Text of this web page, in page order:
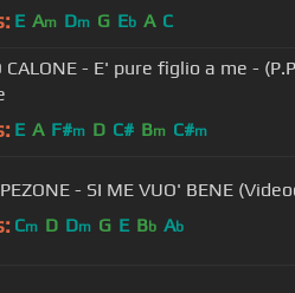
E Am Dm G Eb A C
CALONE - E' pure figlio a me -
E A F#m D C# Bm C#m
- SI ME VUO' BENE
Cm D Dm G E Bb Ab